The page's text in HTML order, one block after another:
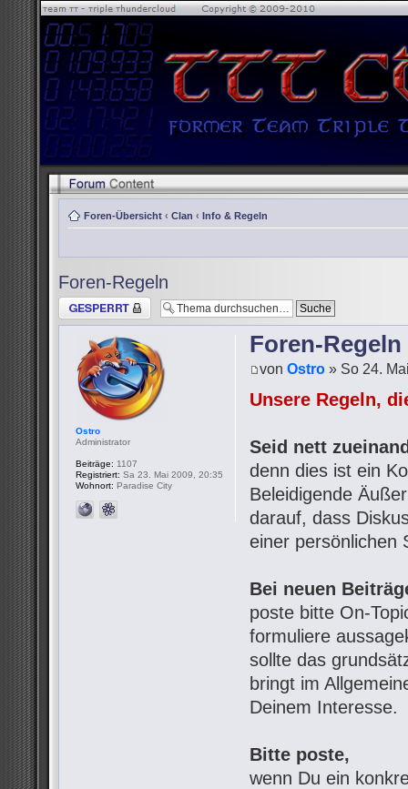
Foren-Übersicht ‹ Clan ‹ Info & Regeln
Foren-Regeln
Thema gesperrt
Foren-Regeln
vonOstro » So 24.
Unsere Regeln,
Seid nett
denn dies ist ein
Beleidigende
darauf, dass
einer persönlichen
Bei neuen
poste bitte On-
formuliere
sollte das
bringt im
Deinem Interesse.
Bitte poste,
wenn Du ein
Ostro
Administrator
Beiträge: 1107
Registriert: Sa 23. Mai 2009, 20:35
Wohnort: Paradise City